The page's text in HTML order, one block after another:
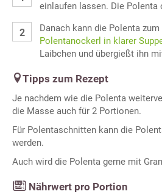
einlaufen lassen. Die
Danach kann die Polenta
Polentanockerl in klarer
Laibchen und übergießt ihn
Tipps zum Rezept
Je nachdem wie die Polenta
die Masse auch für 2 Portionen.
Für Polentaschnitten kann die
werden.
Auch wird die Polenta gerne mit
Nährwert pro Portion